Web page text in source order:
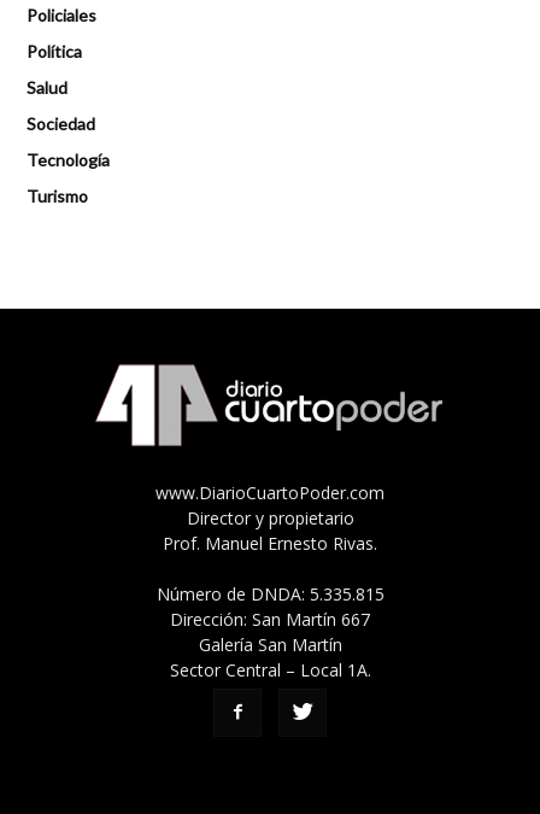
Policiales
Política
Salud
Sociedad
Tecnología
Turismo
www.DiarioCuartoPoder.com
Director y propietario
Prof. Manuel Ernesto Rivas.
Número de DNDA: 5.335.815
Dirección: San Martín 667
Galería San Martín
Sector Central – Local 1A.